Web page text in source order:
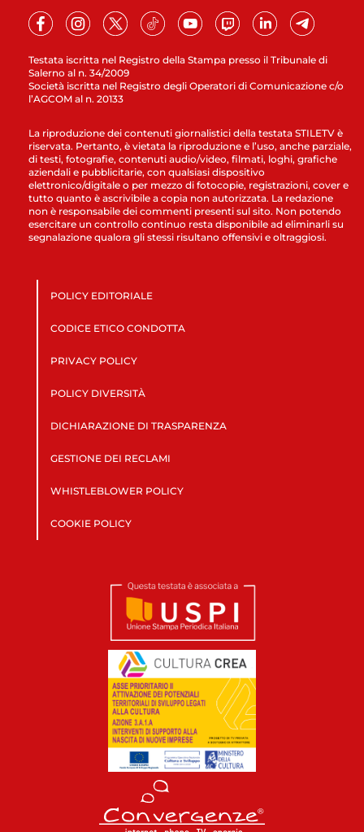
Testata iscritta nel Registro della Stampa presso il Tribunale di
Salerno al n. 34/2009
Società iscritta nel Registro degli Operatori di Comunicazione c/o
l’AGCOM al n. 20133
La riproduzione dei contenuti giornalistici della testata STILETV è
riservata. Pertanto, è vietata la riproduzione e l’uso, anche parziale,
di testi, fotografie, contenuti audio/video, filmati, loghi, grafiche
aziendali e pubblicitarie, con qualsiasi dispositivo
elettronico/digitale o per mezzo di fotocopie, registrazioni, cover e
tutto quanto è ascrivibile a copia non autorizzata. La redazione
non è responsabile dei commenti presenti sul sito. Non potendo
esercitare un controllo continuo resta disponibile ad eliminarli su
segnalazione qualora gli stessi risultano offensivi e oltraggiosi.
POLICY EDITORIALE
CODICE ETICO CONDOTTA
PRIVACY POLICY
POLICY DIVERSITÀ
DICHIARAZIONE DI TRASPARENZA
GESTIONE DEI RECLAMI
WHISTLEBLOWER POLICY
COOKIE POLICY